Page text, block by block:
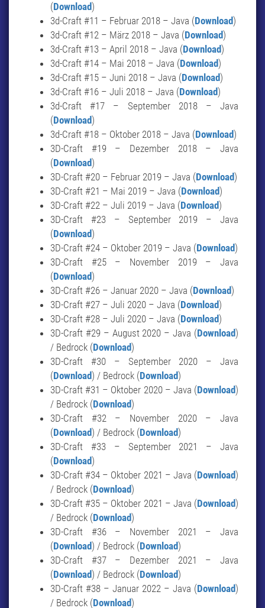
(Download)
3d-Craft #11 – Februar 2018 – Java (Download)
3d-Craft #12 – März 2018 – Java (Download)
3d-Craft #13 – April 2018 – Java (Download)
3d-Craft #14 – Mai 2018 – Java (Download)
3d-Craft #15 – Juni 2018 – Java (Download)
3d-Craft #16 – Juli 2018 – Java (Download)
3d-Craft #17 – September 2018 – Java
(Download)
3d-Craft #18 – Oktober 2018 – Java (Download)
3D-Craft #19 – Dezember 2018 – Java
(Download)
3D-Craft #20 – Februar 2019 – Java (Download)
3D-Craft #21 – Mai 2019 – Java (Download)
3D-Craft #22 – Juli 2019 – Java (Download)
3D-Craft #23 – September 2019 – Java
(Download)
3D-Craft #24 – Oktober 2019 – Java (Download)
3D-Craft #25 – November 2019 – Java
(Download)
3D-Craft #26 – Januar 2020 – Java (Download)
3D-Craft #27 – Juli 2020 – Java (Download)
3D-Craft #28 – Juli 2020 – Java (Download)
3D-Craft #29 – August 2020 – Java (Download)
/ Bedrock (Download)
3D-Craft #30 – September 2020 – Java
(Download) / Bedrock (Download)
3D-Craft #31 – Oktober 2020 – Java (Download)
/ Bedrock (Download)
3D-Craft #32 – November 2020 – Java
(Download) / Bedrock (Download)
3D-Craft #33 – September 2021 – Java
(Download)
3D-Craft #34 – Oktober 2021 – Java (Download)
/ Bedrock (Download)
3D-Craft #35 – Oktober 2021 – Java (Download)
/ Bedrock (Download)
3D-Craft #36 – November 2021 – Java
(Download) / Bedrock (Download)
3D-Craft #37 – Dezember 2021 – Java
(Download) / Bedrock (Download)
3D-Craft #38 – Januar 2022 – Java (Download)
/ Bedrock (Download)